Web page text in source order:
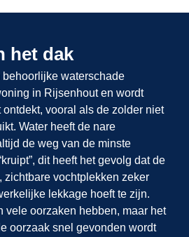
het dak
waterschade
in Rijsenhout en wordt
vooral als de zolder niet
Water heeft de nare
de weg van de minste
dit heeft het gevolg dat de
zichtbare vochtplekken zeker
lekkage hoeft te zijn.
vele oorzaken hebben, maar het
oorzaak snel gevonden wordt